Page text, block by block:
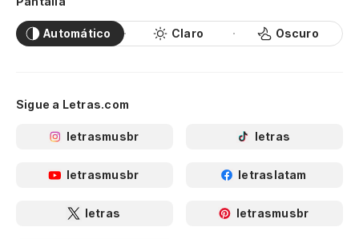
Automático Claro Oscuro
Sigue a Letras.com
letrasmusbr letras
letrasmusbr letraslatam
letras letrasmusbr